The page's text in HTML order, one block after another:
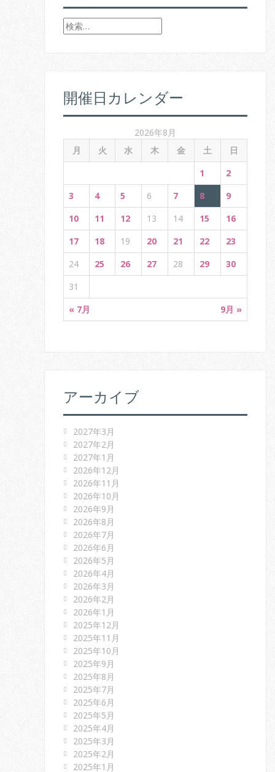
検
索
:
開催日カレンダー
2026年8月
月
火 水 木 金 土 日
« 7月 9月 »
1
2
3
4 5 6 7 8
9
10
11 12 13 14 15
16
17
18 19 20 21 22
23
24
25 26 27 28 29
30
31
アーカイブ
2027年3月
2027年2月
2027年1月
2026年12月
2026年11月
2026年10月
2026年9月
2026年8月
2026年7月
2026年6月
2026年5月
2026年4月
2026年3月
2026年2月
2026年1月
2025年12月
2025年11月
2025年10月
2025年9月
2025年8月
2025年7月
2025年6月
2025年5月
2025年4月
2025年3月
2025年2月
2025年1月